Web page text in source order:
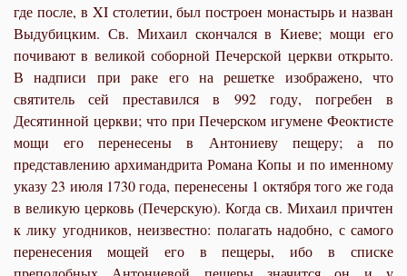
где после, в XI столетии, был построен монастырь и назван
Выдубицким. Св. Михаил скончался в Киеве; мощи его
почивают в великой соборной Печерской церкви открыто.
В надписи при раке его на решетке изображено, что
святитель сей преставился в 992 году, погребен в
Десятинной церкви; что при Печерском игумене Феоктисте
мощи его перенесены в Антониеву пещеру; а по
представлению архимандрита Романа Копы и по именному
указу 23 июля 1730 года, перенесены 1 октября того же года
в великую церковь (Печерскую). Когда св. Михаил причтен
к лику угодников, неизвестно: полагать надобно, с самого
перенесения мощей его в пещеры, ибо в списке